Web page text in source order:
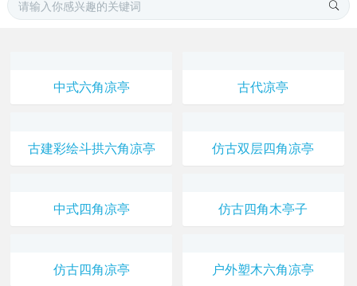
中式六角凉亭 古代凉亭
古建彩绘斗拱六角凉亭 仿古双层四角凉亭
中式四角凉亭 仿古四角木亭子
仿古四角凉亭 户外塑木六角凉亭